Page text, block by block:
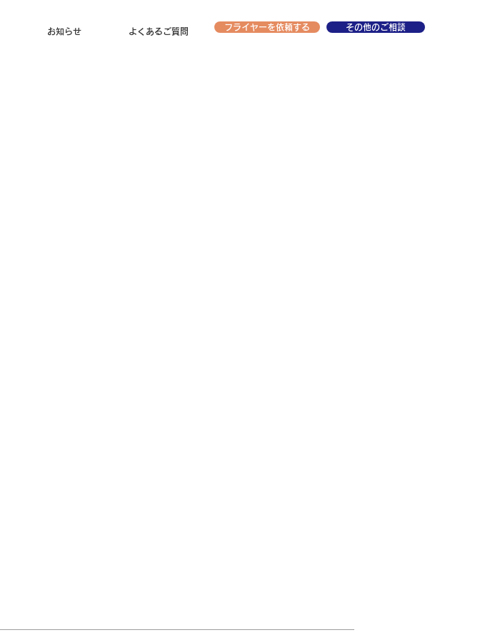
お知らせ よくあるご質問 フライヤーを依頼する その他のご相談